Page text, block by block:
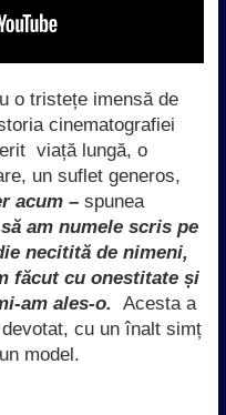
o tristețe imensă de
cinematografiei
viață lungă, o
un suflet generos,
acum – spunea
am numele scris pe
necitită de nimeni,
făcut cu onestitate și
am ales-o. Acesta a
cu un înalt simț
model.